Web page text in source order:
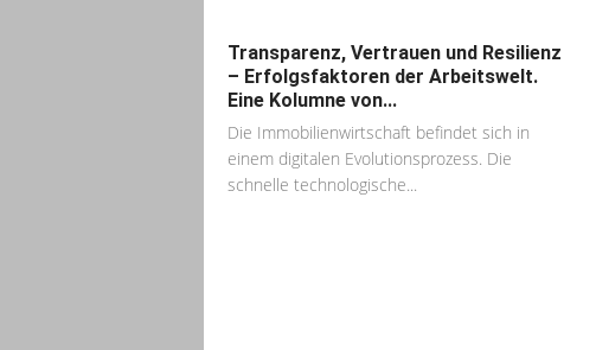
Transparenz, Vertrauen und Resilienz
– Erfolgsfaktoren der Arbeitswelt.
Eine Kolumne von...
Die Immobilienwirtschaft befindet sich in
einem digitalen Evolutionsprozess. Die
schnelle technologische...